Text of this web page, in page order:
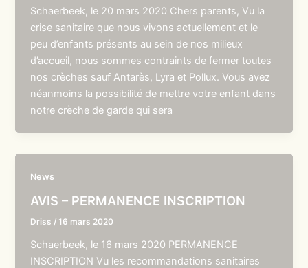
Schaerbeek, le 20 mars 2020 Chers parents, Vu la
crise sanitaire que nous vivons actuellement et le
peu d’enfants présents au sein de nos milieux
d’accueil, nous sommes contraints de fermer toutes
nos crèches sauf Antarès, Lyra et Pollux. Vous avez
néanmoins la possibilité de mettre votre enfant dans
notre crèche de garde qui sera
News
AVIS – PERMANENCE INSCRIPTION
Driss /16 mars 2020
Schaerbeek, le 16 mars 2020 PERMANENCE
INSCRIPTION Vu les recommandations sanitaires